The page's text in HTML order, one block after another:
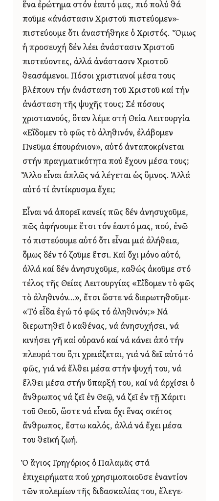
ἕνα ἐρώτημα στόν ἑαυτό μας, πιό πολύ θά
ποῦμε «ἀνάστασιν Χριστοῦ πιστεύομεν»·
πιστεύουμε ὅτι ἀναστήθηκε ὁ Χριστός. Ὅμως
ἡ προσευχή δέν λέει ἀνάστασιν Χριστοῦ
πιστεύοντες, ἀλλά ἀνάστασιν Χριστοῦ
θεασάμενοι. Πόσοι χριστιανοί μέσα τους
βλέπουν τήν ἀνάσταση τοῦ Χριστοῦ καί τήν
ἀνάσταση τῆς ψυχῆς τους; Σέ πόσους
χριστιανούς, ὅταν λέμε στή Θεία Λειτουργία
«Εἴδομεν τὸ φῶς τὸ ἀληθινόν, ἐλάβομεν
Πνεῦμα ἐπουράνιον», αὐτό ἀνταποκρίνεται
στήν πραγματικότητα πού ἔχουν μέσα τους;
Ἄλλο εἶναι ἁπλῶς νά λέγεται ὡς ὕμνος. Ἀλλά
αὐτό τί ἀντίκρυσμα ἔχει;
Εἶναι νά ἀπορεῖ κανείς πῶς δέν ἀνησυχοῦμε,
πῶς ἀφήνουμε ἔτσι τόν ἑαυτό μας, πού, ἐνῶ
τό πιστεύουμε αὐτό ὅτι εἶναι μιά ἀλήθεια,
ὅμως δέν τό ζοῦμε ἔτσι. Καί ὄχι μόνο αὐτό,
ἀλλά καί δέν ἀνησυχοῦμε, καθώς ἀκοῦμε στό
τέλος τῆς Θείας Λειτουργίας «Εἴδομεν τὸ φῶς
τὸ ἀληθινόν…», ἔτσι ὥστε νά διερωτηθοῦμε·
«Τό εἶδα ἐγώ τό φῶς τό ἀληθινόν;» Νά
διερωτηθεῖ ὁ καθένας, νά ἀνησυχήσει, νά
κινήσει γῆ καί οὐρανό καί νά κάνει ἀπό τήν
πλευρά του ὅ,τι χρειάζεται, γιά νά δεῖ αὐτό τό
φῶς, γιά νά ἔλθει μέσα στήν ψυχή του, νά
ἔλθει μέσα στήν ὕπαρξή του, καί νά ἀρχίσει ὁ
ἄνθρωπος νά ζεῖ ἐν Θεῷ, νά ζεῖ ἐν τῇ Χάριτι
τοῦ Θεοῦ, ὥστε νά εἶναι ὄχι ἕνας σκέτος
ἄνθρωπος, ἔστω καλός, ἀλλά νά ἔχει μέσα
του θεϊκή ζωή.
Ὁ ἅγιος Γρηγόριος ὁ Παλαμᾶς στά
ἐπιχειρήματα πού χρησιμοποιοῦσε ἐναντίον
τῶν πολεμίων τῆς διδασκαλίας του, ἔλεγε·